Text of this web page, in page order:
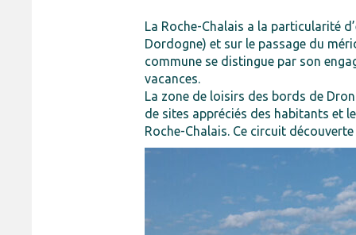
La Roche-Chalais a la particularité
Dordogne) et sur le passage du
commune se distingue par son
vacances.
La zone de loisirs des bords de
de sites appréciés des habitants et
Roche-Chalais. Ce circuit